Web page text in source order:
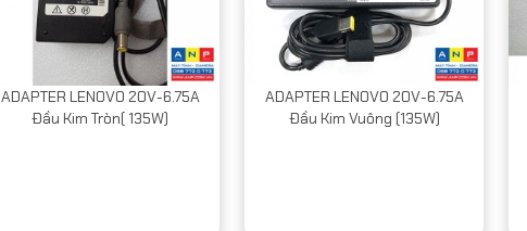
ADAPTER LENOVO 20V-6.75A
Đầu Kim Tròn( 135W)
ADAPTER LENOVO 20V-6.75A
Đầu Kim Vuông (135W)